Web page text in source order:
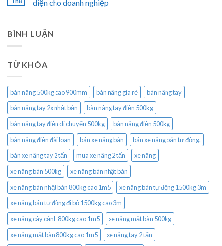
Th8 diện cho doanh nghiệp
BÌNH LUẬN
TỪ KHÓA
bàn nâng 500kg cao 900mm bàn nâng gía rẻ
bàn nâng tay
bàn nâng tay 2x nhật bản
bàn nâng tay điện 500kg
bàn nâng tay điện di chuyển 500kg
bàn nâng điện 500kg
bàn nâng điện đài loan
bán xe nâng bàn
bán xe nâng bán tự động.
bán xe nâng tay 2 tấn
mua xe nâng 2 tấn
xe nâng
xe nâng bàn 500kg
xe nâng bàn nhật bản
xe nâng bàn nhật bản 800kg cao 1m5
xe nâng bán tự động 1500kg 3m
xe nâng bán tự động đi bộ 1500kg cao 3m
xe nâng cây cảnh 800kg cao 1m5
xe nâng mặt bàn 500kg
xe nâng mặt bàn 800kg cao 1m5
xe nâng tay 2 tấn